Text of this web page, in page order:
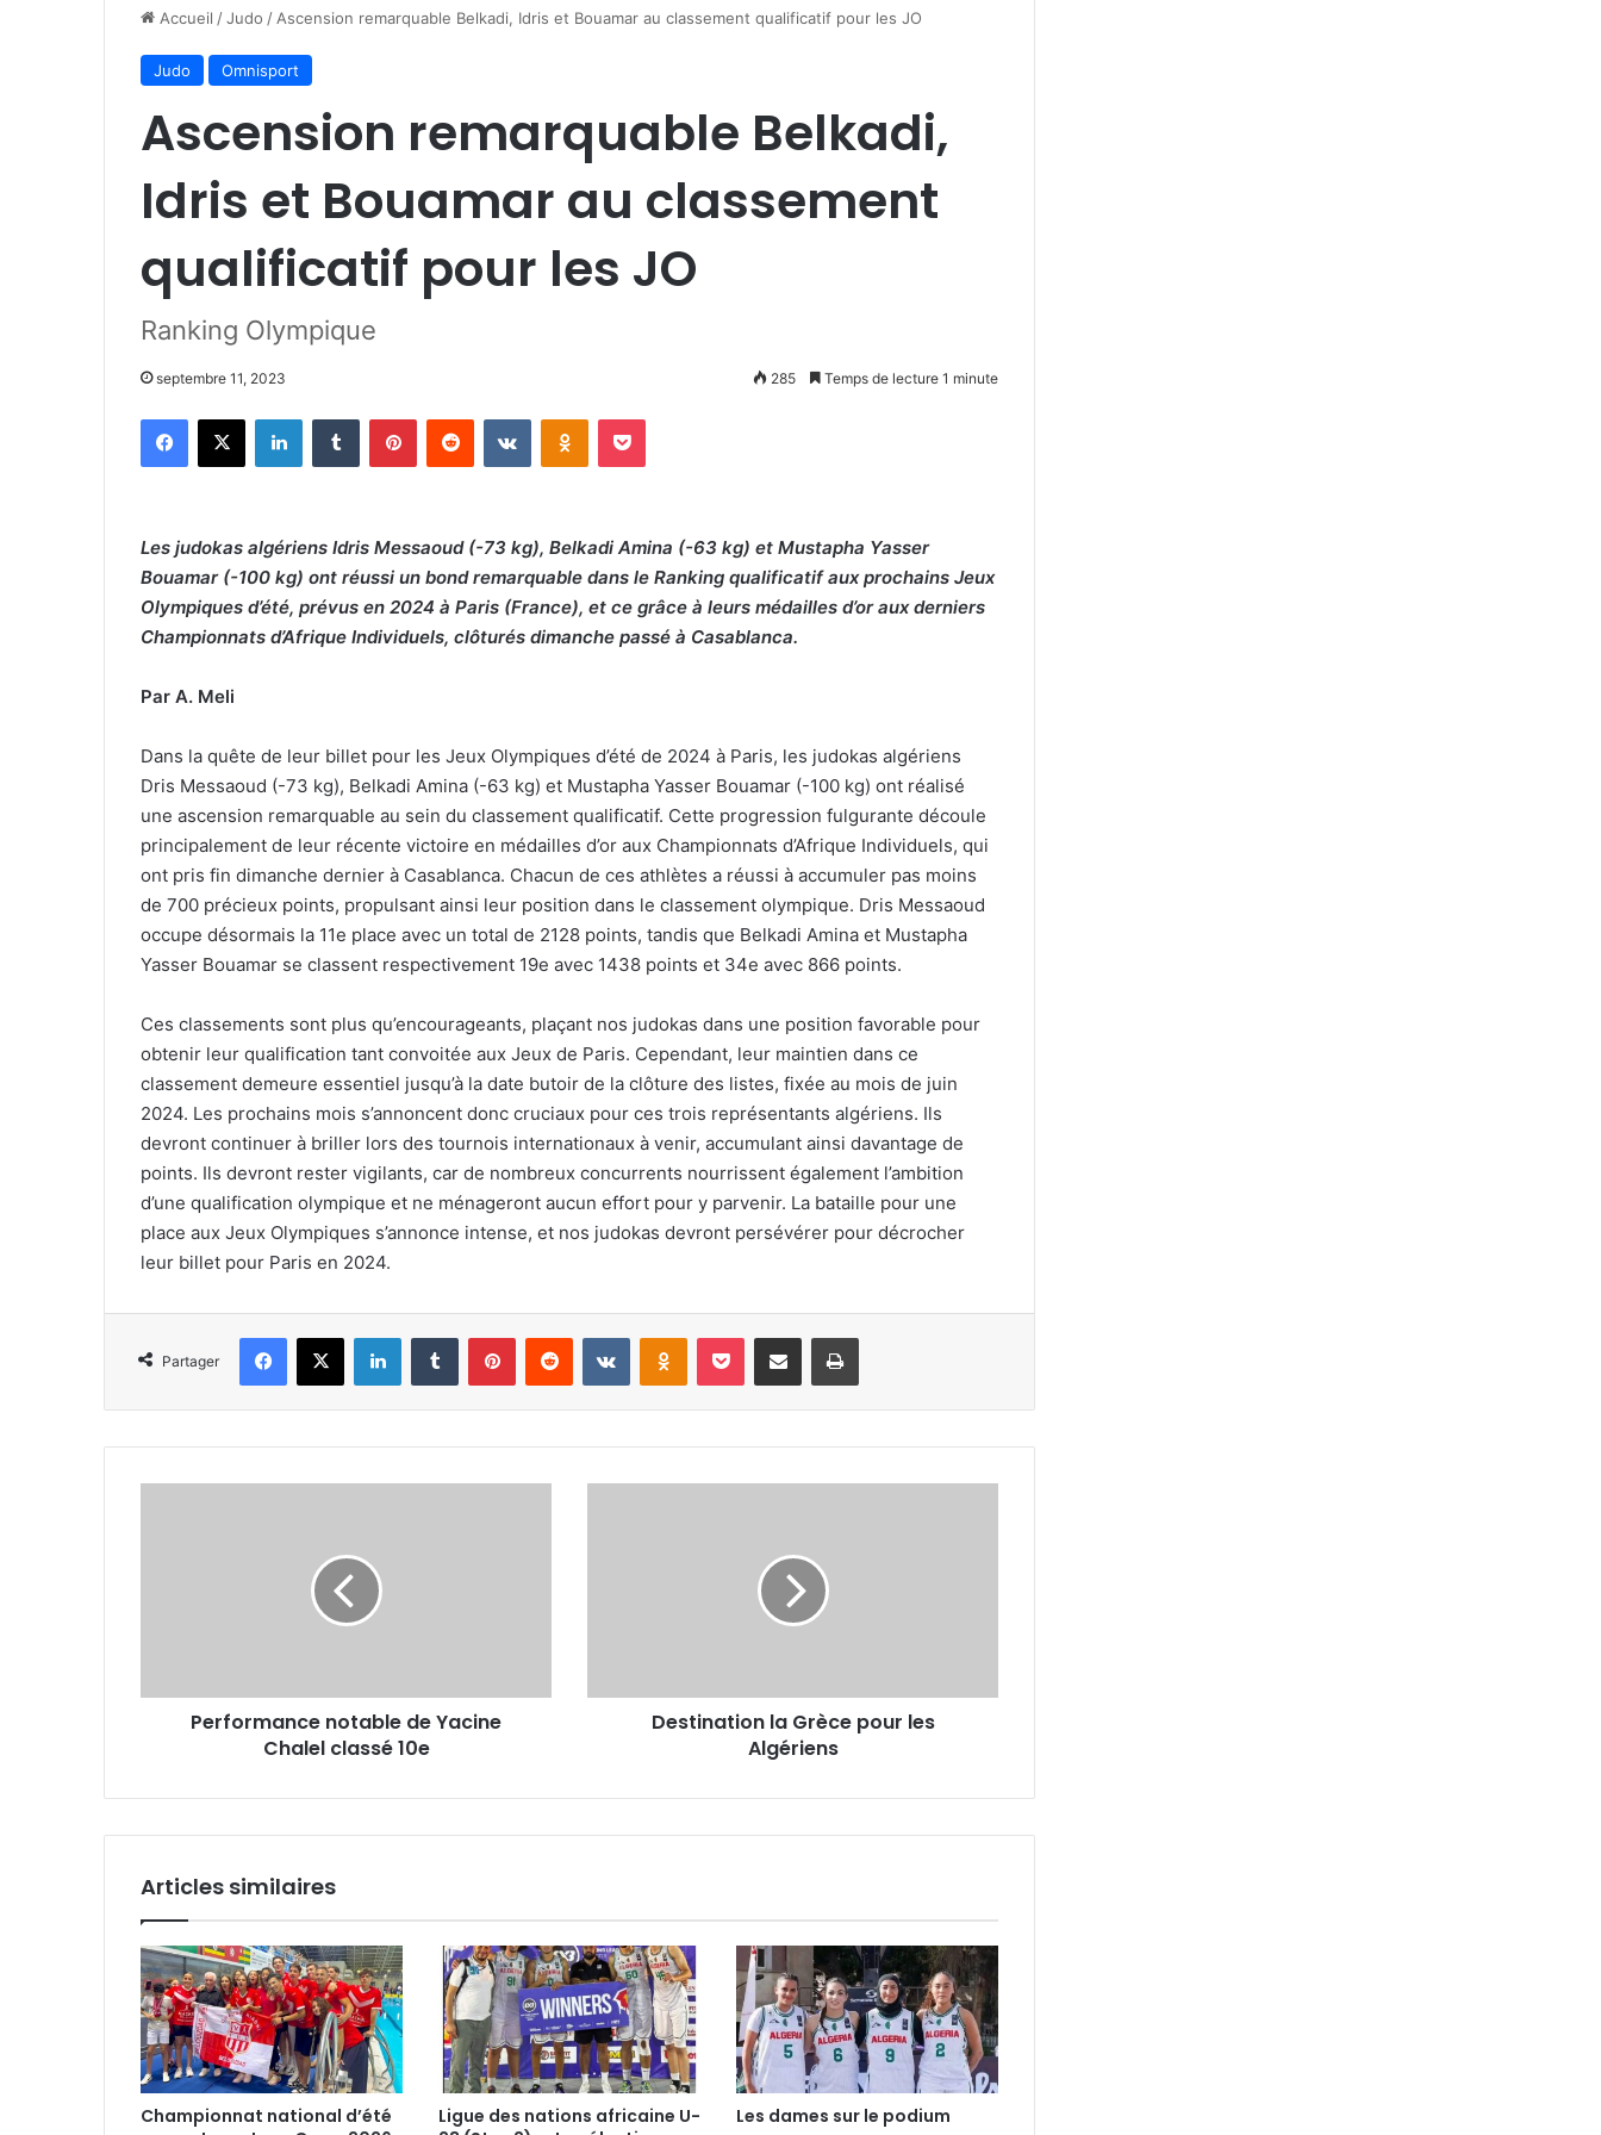
Accueil /Judo / Ascension remarquable Belkadi, Idris et Bouamar au classement qualificatif pour les JO
Judo Omnisport
Ascension remarquable Belkadi,
Idris et Bouamar au classement
qualificatif pour les JO
Ranking Olympique
septembre 11, 2023 285 Temps de lecture 1 minute
Facebook
X LinkedinTumblr PinterestReddit VKontakteOdnoklassniki
Pocket
Les judokas algériens Idris Messaoud (-73 kg), Belkadi Amina (-63 kg) et Mustapha Yasser
Bouamar (-100 kg) ont réussi un bond remarquable dans le Ranking qualificatif aux prochains Jeux
Olympiques d’été, prévus en 2024 à Paris (France), et ce grâce à leurs médailles d’or aux derniers
Championnats d’Afrique Individuels, clôturés dimanche passé à Casablanca.
Par A. Meli
Dans la quête de leur billet pour les Jeux Olympiques d’été de 2024 à Paris, les judokas algériens
Dris Messaoud (-73 kg), Belkadi Amina (-63 kg) et Mustapha Yasser Bouamar (-100 kg) ont réalisé
une ascension remarquable au sein du classement qualificatif. Cette progression fulgurante découle
principalement de leur récente victoire en médailles d’or aux Championnats d’Afrique Individuels, qui
ont pris fin dimanche dernier à Casablanca. Chacun de ces athlètes a réussi à accumuler pas moins
de 700 précieux points, propulsant ainsi leur position dans le classement olympique. Dris Messaoud
occupe désormais la 11e place avec un total de 2128 points, tandis que Belkadi Amina et Mustapha
Yasser Bouamar se classent respectivement 19e avec 1438 points et 34e avec 866 points.
Ces classements sont plus qu’encourageants, plaçant nos judokas dans une position favorable pour
obtenir leur qualification tant convoitée aux Jeux de Paris. Cependant, leur maintien dans ce
classement demeure essentiel jusqu’à la date butoir de la clôture des listes, fixée au mois de juin
2024. Les prochains mois s’annoncent donc cruciaux pour ces trois représentants algériens. Ils
devront continuer à briller lors des tournois internationaux à venir, accumulant ainsi davantage de
points. Ils devront rester vigilants, car de nombreux concurrents nourrissent également l’ambition
d’une qualification olympique et ne ménageront aucun effort pour y parvenir. La bataille pour une
place aux Jeux Olympiques s’annonce intense, et nos judokas devront persévérer pour décrocher
leur billet pour Paris en 2024.
Partager
Facebook
X LinkedinTumblr PinterestReddit VKontakteOdnoklassniki
Pocket Partager par email Imprimer
Performance notable de Yacine
Chalel classé 10e
Destination la Grèce pour les
Algériens
Articles similaires
Championnat national d’été
Ligue des nations africaine U-
Les dames sur le podium